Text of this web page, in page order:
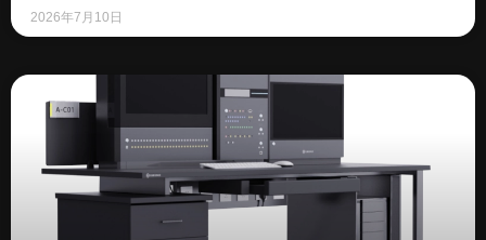
2026年7月10日